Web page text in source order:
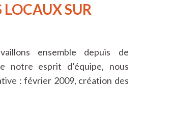
LOCAUX SUR
ensemble depuis de
notre esprit d’équipe, nous
: février 2009, création des